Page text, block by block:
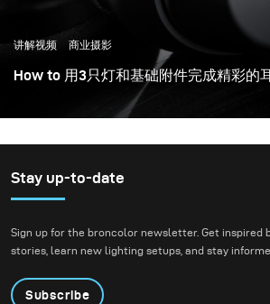
讲解视频 商业摄影
How to 用3只灯和基础附件完成精彩的
Stay up-to-date
Sign up for the broncolor newsletter. Get inspired
stories, learn new lighting setups, and stay
Subscribe